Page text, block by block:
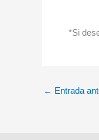
*Si
← Entrada